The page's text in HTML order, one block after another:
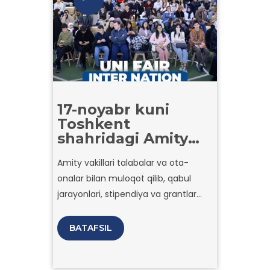
17-noyabr kuni
Toshkent
shahridagi Amity
Nation o‘quv
markazi tomonidan
tashkillashtirilgan
ko‘rgazmasida
ishtirok etdi
Amity vakillari talabalar va ota-
onalar bilan muloqot qilib, qabul
jarayonlari, stipendiya va grantlar
borasida ulashilgan savollarga javob
berishdi. Universitet vakillarining
BATAFSIL